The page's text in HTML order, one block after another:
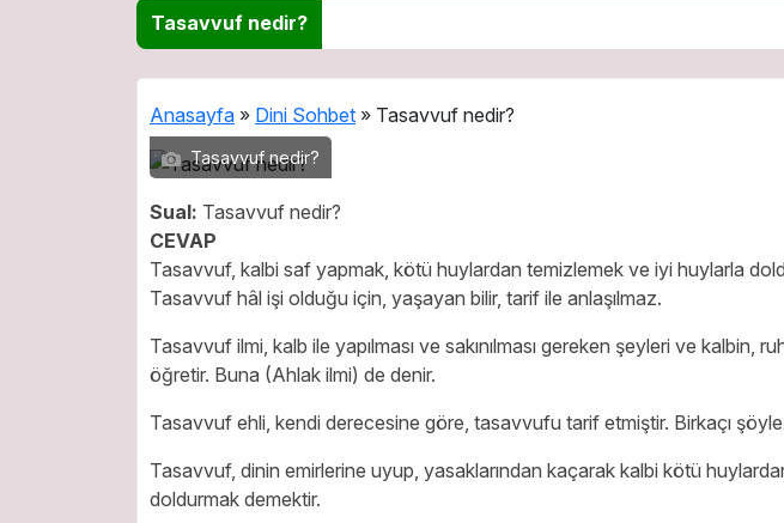
Tasavvuf nedir?
Anasayfa » Dini Sohbet » Tasavvuf nedir?
Tasavvuf nedir?
Sual: Tasavvuf nedir?
CEVAP
Tasavvuf, kalbi saf yapmak, kötü huylardan temizlemek ve iyi huylarla
Tasavvuf hâl işi olduğu için, yaşayan bilir, tarif ile anlaşılmaz.
Tasavvuf ilmi, kalb ile yapılması ve sakınılması gereken şeyleri ve kalbin,
öğretir. Buna (Ahlak ilmi) de denir.
Tasavvuf ehli, kendi derecesine göre, tasavvufu tarif etmiştir. Birkaçı
Tasavvuf, dinin emirlerine uyup, yasaklarından kaçarak kalbi kötü
doldurmak demektir.